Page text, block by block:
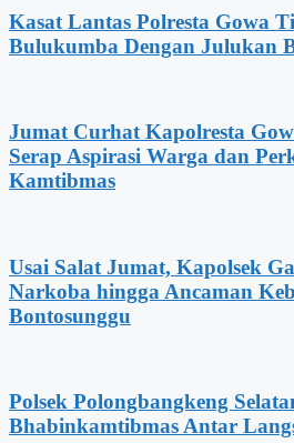
Kasat Lantas Polresta Gowa
Bulukumba Dengan Julukan
Jumat Curhat Kapolresta
Serap Aspirasi Warga dan
Kamtibmas
Usai Salat Jumat, Kapolsek
Narkoba hingga Ancaman
Bontosunggu
Polsek Polongbangkeng
Bhabinkamtibmas Antar